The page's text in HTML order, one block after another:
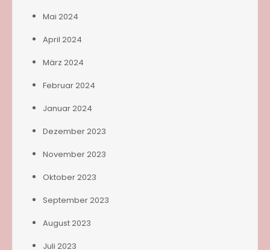
Mai 2024
April 2024
März 2024
Februar 2024
Januar 2024
Dezember 2023
November 2023
Oktober 2023
September 2023
August 2023
Juli 2023